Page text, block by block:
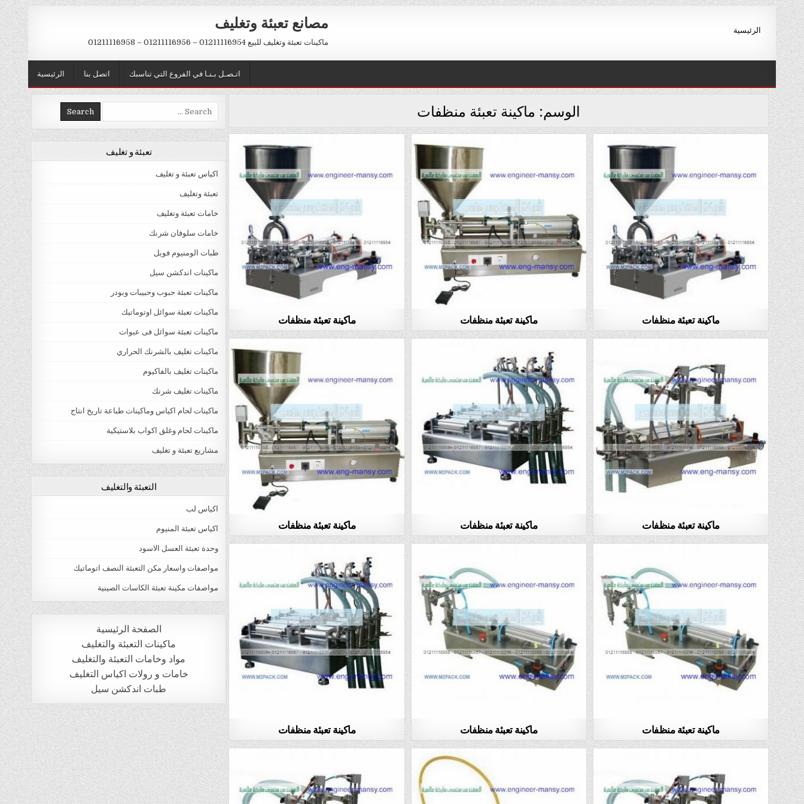
Skip
to
content
مصانع تعبئة وتغليف
ماكينات تعبئة وتغليف للبيع 01211116954 – 01211116956 – 01211116958
الرئيسية
الرئيسية اتصل بنا اتـصـل بـنـا في الفروع التي تناسبك
الوسم: ماكينة تعبئة منظفات
ماكينة تعبئة منظفات ماكينة تعبئة منظفات ماكينة تعبئة منظفات
ماكينة تعبئة منظفات ماكينة تعبئة منظفات ماكينة تعبئة منظفات
ماكينة تعبئة منظفات ماكينة تعبئة منظفات ماكينة تعبئة منظفات
Search
for:
تعبئة و تغليف
اكياس تعبئة و تغليف
تعبئة وتغليف
خامات تعبئة وتغليف
خامات سلوفان شرنك
طبات الومنيوم فويل
ماكينات اندكشن سيل
ماكينات تعبئة حبوب وحبيبات وبودر
ماكينات تعبئة سوائل اوتوماتيك
ماكينات تعبئة سوائل فى عبوات
ماكينات تغليف بالشرنك الحراري
ماكينات تغليف بالفاكيوم
ماكينات تغليف شرنك
ماكينات لحام اكياس وماكينات طباعة تاريخ انتاج
ماكينات لحام وغلق اكواب بلاستيكية
مشاريع تعبئة و تغليف
التعبئة والتغليف
اكياس لب
اكياس تعبئة المنيوم
وحدة تعبئة العسل الاسود
مواصفات واسعار مكن التعبئة النصف اتوماتيك
مواصفات مكينة تعبئة الكاسات الصينية
الصفحة الرئيسية
ماكينات التعبئة والتغليف
مواد وخامات التعبئة والتغليف
خامات و رولات اكياس التغليف
طبات اندكشن سيل